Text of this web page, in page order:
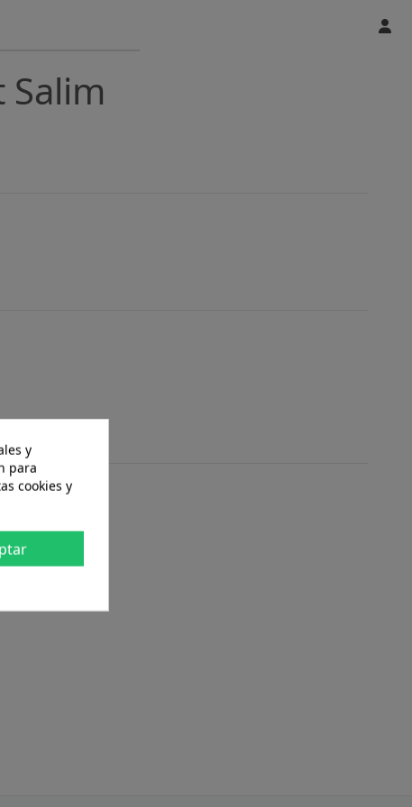
Salim
y
para
cookies y